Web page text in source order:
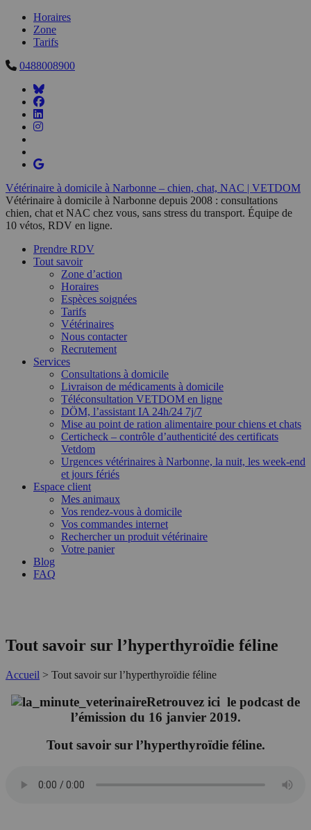
Horaires
Zone
Tarifs
0488008900
Vétérinaire à domicile à Narbonne – chien, chat, NAC | VETDOM
Vétérinaire à domicile à Narbonne depuis 2008 : consultations
chien, chat et NAC chez vous, sans stress du transport. Équipe de
10 vétos, RDV en ligne.
Prendre RDV
Tout savoir
Zone d’action
Horaires
Espèces soignées
Tarifs
Vétérinaires
Nous contacter
Recrutement
Services
Consultations à domicile
Livraison de médicaments à domicile
Téléconsultation VETDOM en ligne
DÖM, l’assistant IA 24h/24 7j/7
Mise au point de ration alimentaire pour chiens et chats
Certicheck – contrôle d’authenticité des certificats
Vetdom
Urgences vétérinaires à Narbonne, la nuit, les week-end
et jours fériés
Espace client
Mes animaux
Vos rendez-vous à domicile
Vos commandes internet
Rechercher un produit vétérinaire
Votre panier
Blog
FAQ
Tout savoir sur l’hyperthyroïdie féline
Accueil > Tout savoir sur l’hyperthyroïdie féline
Retrouvez ici le podcast de
l’émission du 16 janvier 2019.
Tout savoir sur l’hyperthyroïdie féline.